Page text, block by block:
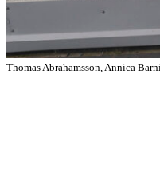
Thomas Abrahamsson, Annica